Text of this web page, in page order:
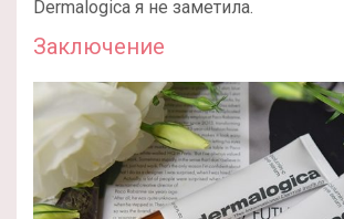
Dermalogica я не заметила.
Заключение